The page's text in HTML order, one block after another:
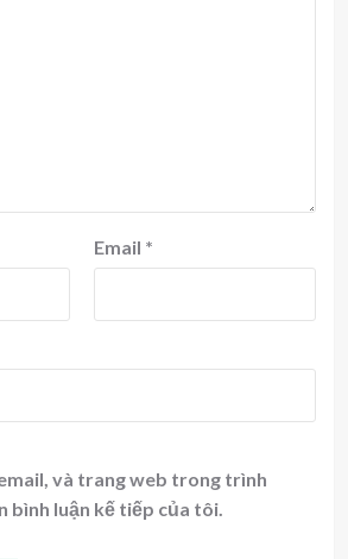
Email *
và trang web trong trình
bình luận kế tiếp của tôi.